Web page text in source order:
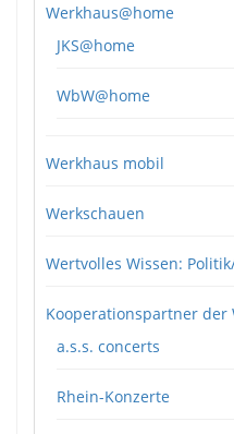
Werkhaus@home
JKS@home
WbW@home
Werkhaus mobil
Werkschauen
Wertvolles Wissen:
Kooperationspartner der
a.s.s. concerts
Rhein-Konzerte